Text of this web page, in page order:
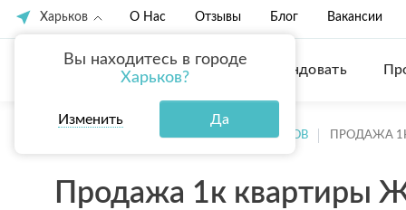
Харьков
Вы находитесь в городе
Харьков?
Изменить Да
О Нас Отзывы Блог Вакансии
Купить Арендовать
ПРОДАЖА КВАРТИР ХАРЬКОВ ПРОДАЖА
Продажа 1к квартиры